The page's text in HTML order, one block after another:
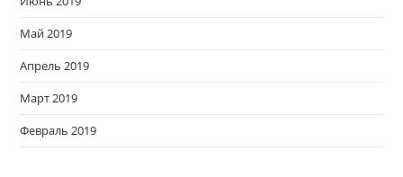
Май 2019
Апрель 2019
Март 2019
Февраль 2019